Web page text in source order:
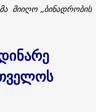
მიიღო„ბინადრობის